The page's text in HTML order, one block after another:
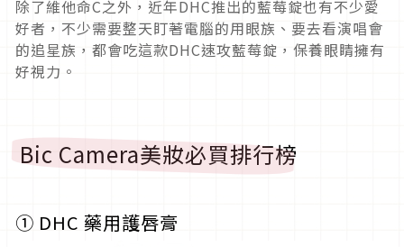
除了維他命C之外，近年DHC推出的藍莓錠也有不少愛
好者，不少需要整天盯著電腦的用眼族、要去看演唱會
的追星族，都會吃這款DHC速攻藍莓錠，保養眼睛擁有
好視力。
Bic Camera美妝必買排行榜
① DHC 藥用護唇膏